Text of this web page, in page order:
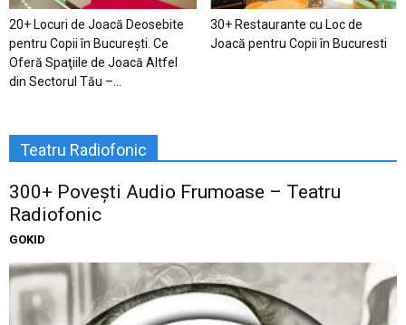
20+ Locuri de Joacă Deosebite
pentru Copii în Bucureşti. Ce
Oferă Spaţiile de Joacă Altfel
din Sectorul Tău –...
30+ Restaurante cu Loc de
Joacă pentru Copii în Bucuresti
Teatru Radiofonic
300+ Povești Audio Frumoase – Teatru
Radiofonic
GOKID